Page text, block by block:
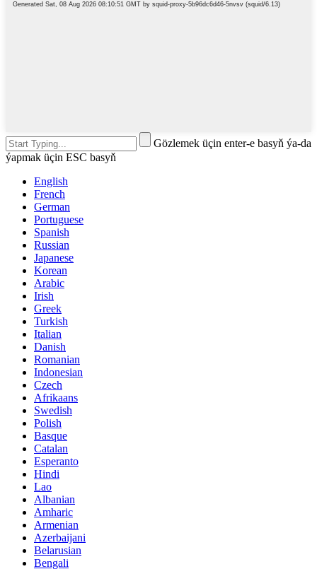
Gözlemek üçin enter-e basyň ýa-da
ýapmak üçin ESC basyň
English
French
German
Portuguese
Spanish
Russian
Japanese
Korean
Arabic
Irish
Greek
Turkish
Italian
Danish
Romanian
Indonesian
Czech
Afrikaans
Swedish
Polish
Basque
Catalan
Esperanto
Hindi
Lao
Albanian
Amharic
Armenian
Azerbaijani
Belarusian
Bengali